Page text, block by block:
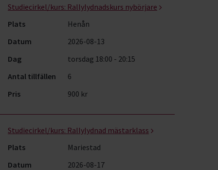
Studiecirkel/kurs: Rallylydnadskurs nybörjare
Plats
Henån
Datum
2026-08-13
Dag
torsdag 18:00 - 20:15
Antal tillfällen
6
Pris
900 kr
Studiecirkel/kurs: Rallylydnad mästarklass
Plats
Mariestad
Datum
2026-08-17